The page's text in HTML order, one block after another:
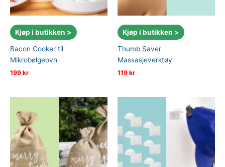
Kjøp i butikken >
Bacon Cooker til
Mikrobølgeovn
199 kr
Kjøp i butikken >
Thumb Saver
Massasjeverktøy
119 kr